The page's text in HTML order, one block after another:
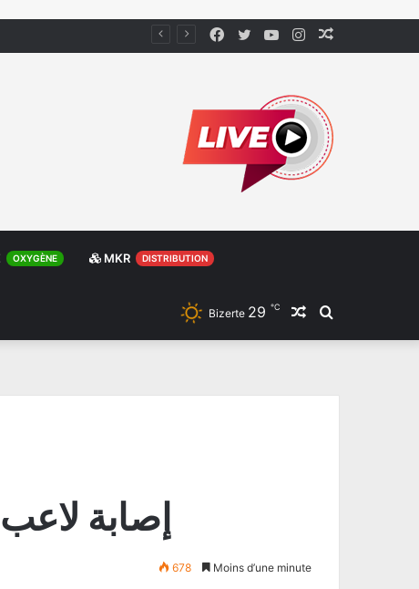
Instagram
YouTube
Twitter
Facebook
OXYGÈNE MKR DISTRIBUTION
Rechercher
Article
Bizerte 29 ℃
إصابة
678 Moins d’une minute